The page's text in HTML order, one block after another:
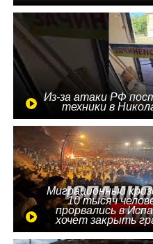
Из-за атаки РФ
техники в
Миграционный
10 тысяч
прорвались в
хочет закрыть